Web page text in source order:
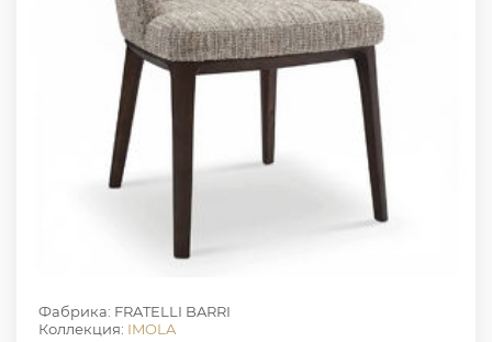
Фабрика: FRATELLI BARRI
Коллекция: IMOLA